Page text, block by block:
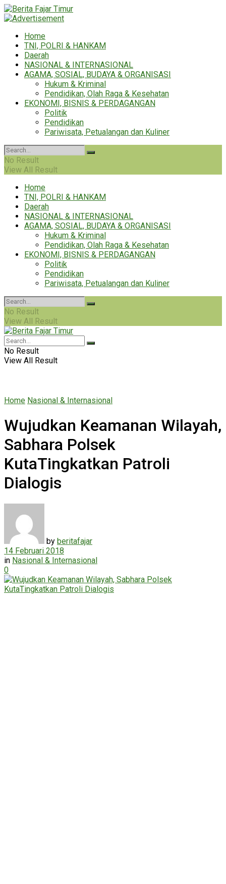
Home
TNI, POLRI & HANKAM
Daerah
NASIONAL & INTERNASIONAL
AGAMA, SOSIAL, BUDAYA & ORGANISASI
Hukum & Kriminal
Pendidikan, Olah Raga & Kesehatan
EKONOMI, BISNIS & PERDAGANGAN
Politik
Pendidikan
Pariwisata, Petualangan dan Kuliner
No Result
View All Result
Home
TNI, POLRI & HANKAM
Daerah
NASIONAL & INTERNASIONAL
AGAMA, SOSIAL, BUDAYA & ORGANISASI
Hukum & Kriminal
Pendidikan, Olah Raga & Kesehatan
EKONOMI, BISNIS & PERDAGANGAN
Politik
Pendidikan
Pariwisata, Petualangan dan Kuliner
No Result
View All Result
No Result
View All Result
Home Nasional & Internasional
Wujudkan Keamanan Wilayah,
Sabhara Polsek
KutaTingkatkan Patroli
Dialogis
by beritafajar
14 Februari 2018
in Nasional & Internasional
0